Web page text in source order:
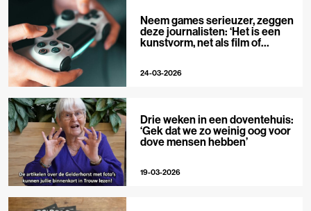
Neem games serieuzer, zeggen
deze journalisten: ‘Het is een
kunstvorm, net als film of
24-03-2026
Drie weken in een doventehuis:
‘Gek dat we zo weinig oog voor
dove mensen hebben’
19-03-2026